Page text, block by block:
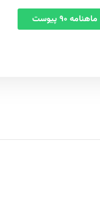
ماهنامه ۹۰ پیوست